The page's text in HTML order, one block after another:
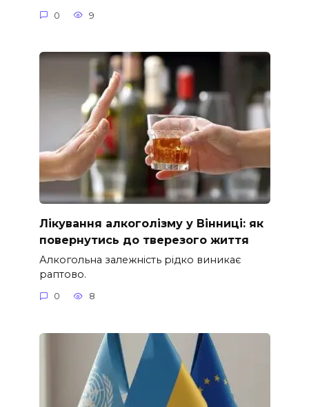
0 9
Лікування алкоголізму у Вінниці: як
повернутись до тверезого життя
Алкогольна залежність рідко виникає
раптово.
0 8